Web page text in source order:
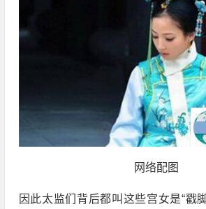
网络配图
因此太监们背后都叫这些宫女是“戳